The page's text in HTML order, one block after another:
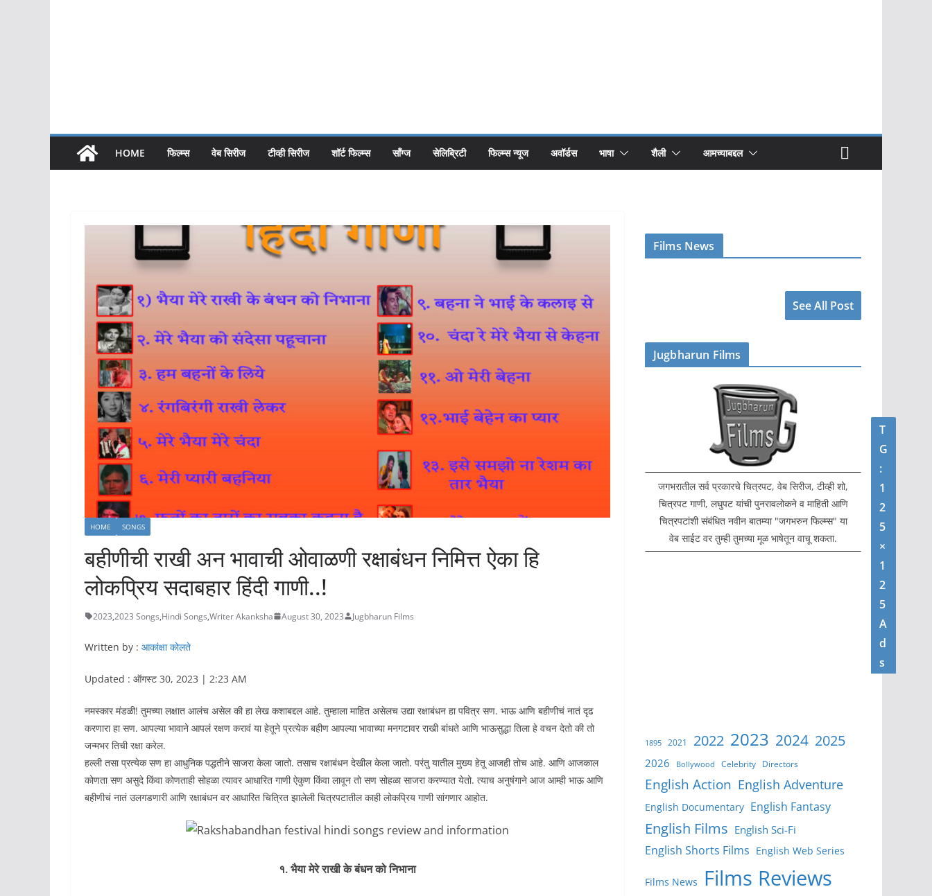
HOME फिल्म्स वेब सिरीज टीव्ही सिरीज शॉर्ट फिल्म्स सॉंग्ज सेलिब्रिटी फिल्म्स न्यूज अवॉर्डस भाषा शैली आमच्याबद्दल
HOME SONGS
बहीणीची राखी अन भावाची ओवाळणी रक्षाबंधन निमित्त ऐका हि
लोकप्रिय सदाबहार हिंदी गाणी..!
2023,2023 Songs,Hindi Songs,Writer Akanksha August 30, 2023 Jugbharun Films
Written by : आकांक्षा कोलते
Updated : ऑगस्ट 30, 2023 | 2:23 AM
नमस्कार मंडळी! तुमच्या लक्षात आलंच असेल की हा लेख कशाबद्दल आहे. तुम्हाला माहित असेलच उद्या रक्षाबंधन हा पवित्र सण. भाऊ आणि बहीणीचं नातं दृढ
करणारा हा सण. आपल्या भावाने आपलं रक्षण करावं या हेतूने प्रत्येक बहीण आपल्या भावाच्या मनगटावर राखी बांधते आणि भाऊसुद्धा तिला हे वचन देतो की तो
जन्मभर तिची रक्षा करेल.
हल्ली तसा प्रत्येक सण हा आधुनिक पद्धतीने साजरा केला जातो. तसाच रक्षाबंधन देखील केला जातो. परंतु यातील मुख्य हेतू आजही तोच आहे. आणि आजकाल
कोणता सण असुदे किंवा कोणताही सोहळा त्यावर आधारित गाणी ऐकुण किंवा लावून तो सण सोहळा साजरा करण्यात येतो. त्याच अनुषंगाने आज आम्ही भाऊ आणि
बहीणीचं नातं उलगडणारी आणि रक्षाबंधन वर आधारित चित्रित झालेली चित्रपटातील काही लोकप्रिय गाणी सांगणार आहोत.
१. भैया मेरे राखी के बंधन को निभाना
Films News
See All Post
Jugbharun Films
जगभरातील सर्व प्रकारचे चित्रपट, वेब सिरीज, टीव्ही शो,
चित्रपट गाणी, लघुपट यांची पुनरावलोकने व माहिती आणि
चित्रपटांशी संबंधित नवीन बातम्या "जगभरुन फिल्म्स" या
वेब साईट वर तुम्ही तुमच्या मूळ भाषेतून वाचू शकता.
T
G
:
1
2
5
×
1
2
5
A
d
s
1895 2021 2022 2023 2024 2025
2026 Bollywood Celebrity Directors
English Action English Adventure
English Documentary English Fantasy
English Films English Sci-Fi
English Shorts Films English Web Series
Films News Films Reviews